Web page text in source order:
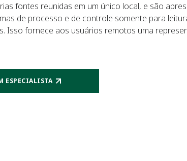
fontes reunidas em um único local, e são
de processo e de controle somente para
Isso fornece aos usuários remotos uma
ESPECIALISTA